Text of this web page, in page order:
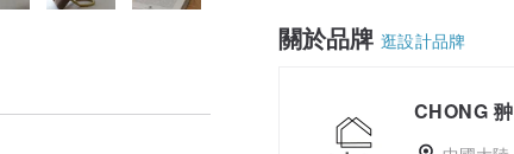
關於品牌 逛設計品牌
CHONG 翀